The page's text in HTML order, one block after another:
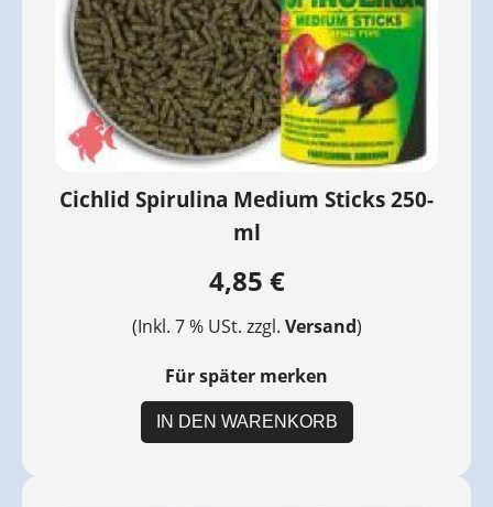
Cichlid Spirulina Medium Sticks 250-
ml
4,85 €
(Inkl. 7 % USt. zzgl. Versand)
Für später merken
IN DEN WARENKORB